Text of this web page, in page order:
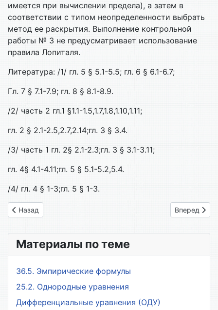
имеется при вычислении предела), а затем в
соответствии с типом неопределенности выбрать
метод ее раскрытия. Выполнение контрольной
работы № 3 не предусматривает использование
правила Лопиталя.
Литература: /1/ гл. 5 § 5.1-5.5; гл. 6 § 6.1-6.7;
Гл. 7 § 7.1-7.9; гл. 8 § 8.1-8.9.
/2/ часть 2 гл.1 §1.1-1.5,1.7,1.8,1.10,1.11;
гл. 2 § 2.1-2.5,2.7,2.14;гл. 3 § 3.4.
/3/ часть 1 гл. 2§ 2.1-2.3;гл. 3 § 3.1-3.11;
гл. 4§ 4.1-4.11;гл. 5 § 5.1-5.2,5.4.
/4/ гл. 4 § 1-3;гл. 5 § 1-3.
Предыдущий: 07. Задания к разделу № 2
Назад Следующий:
Вперед
Материалы по теме
36.5. Эмпирические формулы
25.2. Однородные уравнения
Дифференциальные уравнения (ОДУ)